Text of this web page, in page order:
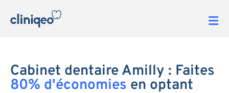
Cabinet dentaire Amilly : Faites
80% d'économies en optant